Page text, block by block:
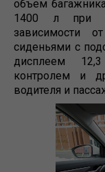
объем
1400 л при
зависимости
сиденьями с
дисплеем
контролем и
водителя и